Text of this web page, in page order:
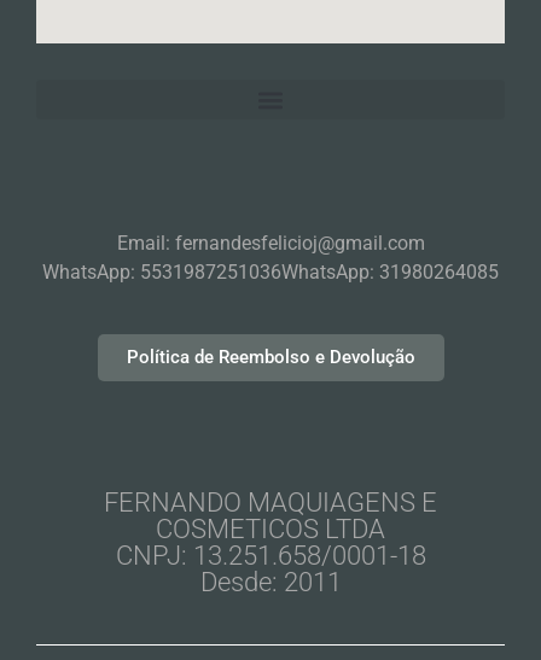
Email: fernandesfelicioj@gmail.com
WhatsApp: 5531987251036WhatsApp: 31980264085
Política de Reembolso e Devolução
FERNANDO MAQUIAGENS E
COSMETICOS LTDA
CNPJ: 13.251.658/0001-18
Desde: 2011